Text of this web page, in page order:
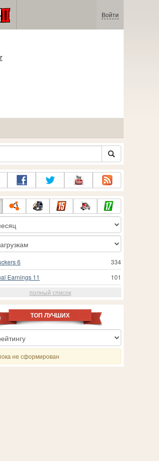
Войти
334
6
101
Earnings 11
полный список
ТОП ЛУЧШИХ
не сформирован